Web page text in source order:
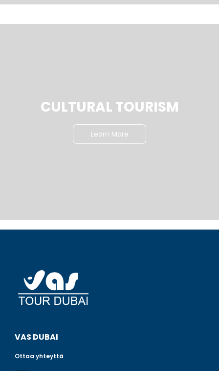
CULTURAL TOURISM
Learn More
VAS DUBAI
Ottaa yhteyttä